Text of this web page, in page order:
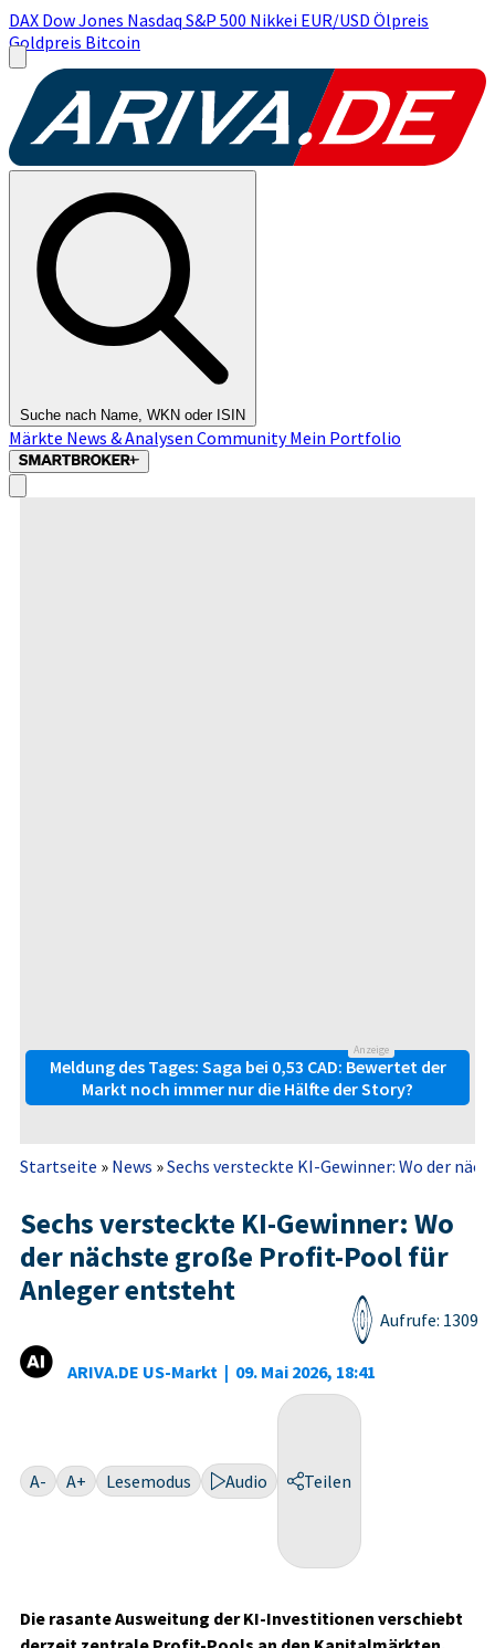
DAX Dow Jones Nasdaq S&P 500 Nikkei EUR/USD Ölpreis
Goldpreis Bitcoin
Suche nach Name, WKN oder ISIN
Märkte News & Analysen CommunityMein Portfolio
Anzeige
Meldung des Tages: Saga bei 0,53 CAD: Bewertet der
Markt noch immer nur die Hälfte der Story?
Startseite » News »Sechs versteckte KI-Gewinner: Wo der
Sechs versteckte KI-Gewinner: Wo
der nächste große Profit-Pool für
Anleger entsteht
ARIVA.DE US-Markt | 09. Mai 2026, 18:41
Aufrufe: 1309
A- A+ Lesemodus Audio Teilen
Die rasante Ausweitung der KI-Investitionen verschiebt